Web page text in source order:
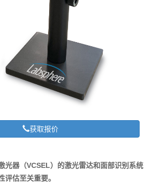
获取报价
光器（VCSEL）的激光雷达和面部识别系统
评估至关重要。